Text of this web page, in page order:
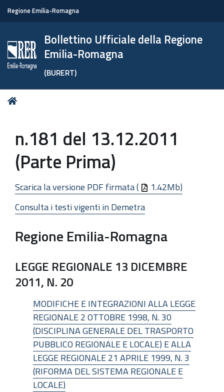
Regione Emilia-Romagna
Bollettino Ufficiale della Regione
Emilia-Romagna
(BURERT)
Tu
n.181 del 13.12.2011
(Parte Prima)
Scarica la versione PDF firmata (
1.42Mb)
Consulta i testi vigenti in Demetra
Regione Emilia-Romagna
LEGGE REGIONALE 13 DICEMBRE
2011, N. 20
MODIFICHE E INTEGRAZIONI ALLA LEGGE
REGIONALE 2 OTTOBRE 1998, N. 30
(DISCIPLINA GENERALE DEL TRASPORTO
PUBBLICO REGIONALE E LOCALE) E ALLA
LEGGE REGIONALE 21 APRILE 1999, N. 3
(RIFORMA DEL SISTEMA REGIONALE E
LOCALE)